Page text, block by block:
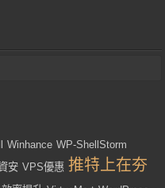
Winhance WP-ShellStorm
安 VPS優惠 推特上在夯